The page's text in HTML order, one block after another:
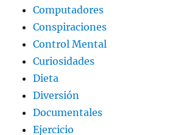
Computadores
Conspiraciones
Control Mental
Curiosidades
Dieta
Diversión
Documentales
Ejercicio